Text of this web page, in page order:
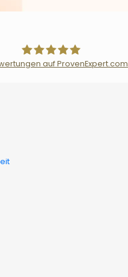
auf ProvenExpert.com